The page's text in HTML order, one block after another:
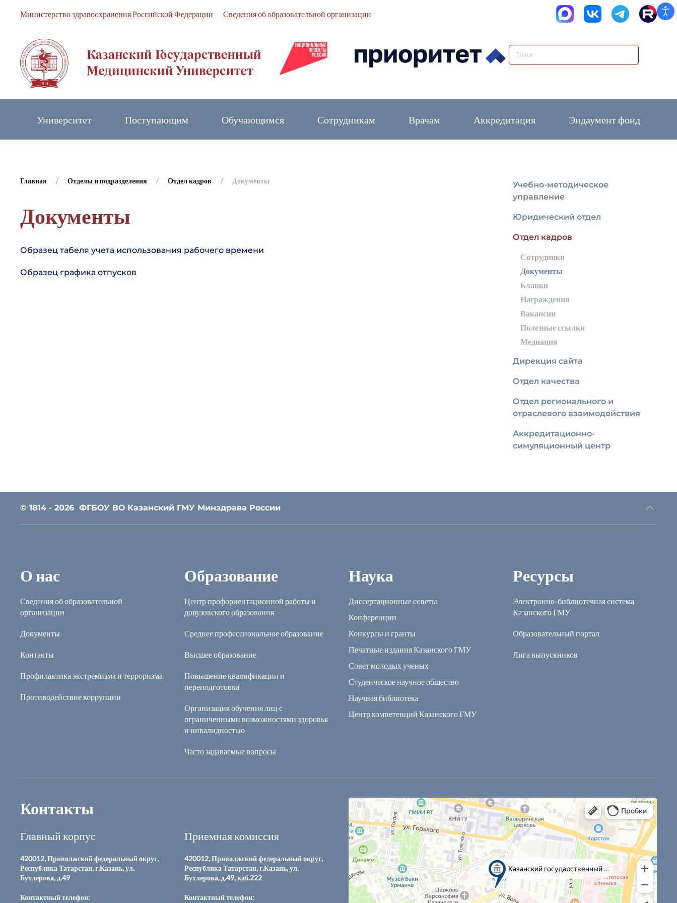
Министерство здравоохранения Российской Федерации Сведения об образовательной организации
Университет Поступающим Обучающимся Сотрудникам Врачам Аккредитация Эндаумент фонд
Главная Отделы и подразделения Отдел кадров Документы
Документы
Образец табеля учета использования рабочего времени
Образец графика отпусков
Учебно-методическое
управление
Юридический отдел
Отдел кадров
Сотрудники
Документы
Бланки
Награждения
Вакансии
Полезные ссылки
Медиация
Дирекция сайта
Отдел качества
Отдел регионального и
отраслевого взаимодействия
Аккредитационно-
симуляционный центр
© 1814 - 2026 ФГБОУ ВО Казанский ГМУ Минздрава России
О нас
Сведения об образовательной
организации
Документы
Контакты
Профилактика экстремизма и терроризма
Противодействие коррупции
Образование
Центр профориентационной работы и
довузовского образования
Среднее профессиональное образование
Высшее образование
Повышение квалификации и
переподготовка
Организация обучения лиц с
ограниченными возможностями здоровья
и инвалидностью
Часто задаваемые вопросы
Наука
Диссертационные советы
Конференции
Конкурсы и гранты
Печатные издания Казанского ГМУ
Совет молодых ученых
Студенческое научное общество
Научная библиотека
Центр компетенций Казанского ГМУ
Ресурсы
Электронно-библиотечная система
Казанского ГМУ
Образовательный портал
Лига выпускников
Контакты
Главный корпус
420012, Приволжский федеральный округ,
Республика Татарстан, г.Казань, ул.
Бутлерова, д.49
Контактный телефон:
Приемная комиссия
420012, Приволжский федеральный округ,
Республика Татарстан, г.Казань, ул.
Бутлерова, д.49, каб.222
Контактный телефон: